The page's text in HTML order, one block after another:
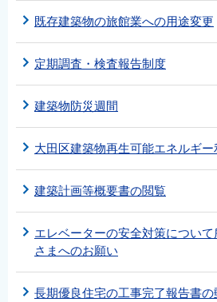
既存建築物の旅館業への用途変更
定期調査・検査報告制度
建築物防災週間
大田区建築物再生可能エネルギ
建築計画等概要書の閲覧
エレベーターの安全対策につい
さまへのお願い
長期優良住宅の工事完了報告書